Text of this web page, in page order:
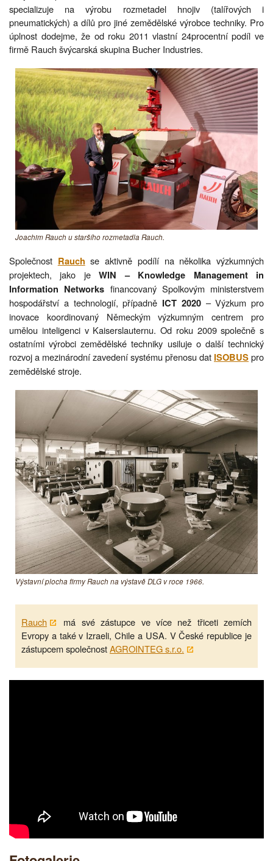
specializuje na výrobu rozmetadel hnojiv (talířových i
pneumatických) a dílů pro jiné zemědělské výrobce techniky. Pro
úplnost dodejme, že od roku 2011 vlastní 24procentní podíl ve
firmě Rauch švýcarská skupina Bucher Industries.
Joachim Rauch u staršího rozmetadla Rauch.
Společnost Rauch se aktivně podílí na několika výzkumných
projektech, jako jeWIN – Knowledge Management in
Information Networks financovaný Spolkovým ministerstvem
hospodářství a technologií, případně ICT 2020– Výzkum pro
inovace koordinovaný Německým výzkumným centrem pro
umělou inteligenci v Kaiserslauternu. Od roku 2009 společně s
ostatními výrobci zemědělské techniky usiluje o další technický
rozvoj a mezinárodní zavedení systému přenosu dat ISOBUSpro
zemědělské stroje.
Výstavní plocha firmy Rauch na výstavě DLG v roce 1966.
Rauch
má své zástupce ve více než třiceti zemích
Evropy a také v Izraeli, Chile a USA. V České republice je
zástupcem společnostAGROINTEG s.r.o.